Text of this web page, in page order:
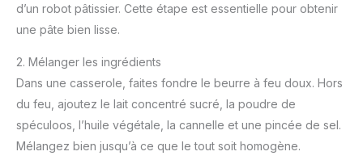
d’un robot pâtissier. Cette étape est essentielle pour obtenir
une pâte bien lisse.
2. Mélanger les ingrédients
Dans une casserole, faites fondre le beurre à feu doux. Hors
du feu, ajoutez le lait concentré sucré, la poudre de
spéculoos, l’huile végétale, la cannelle et une pincée de sel.
Mélangez bien jusqu’à ce que le tout soit homogène.